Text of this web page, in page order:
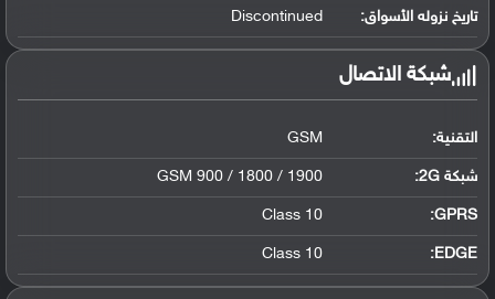
تاريخ نزوله الأسواق: Discontinued
شبكة الاتصال
التقنية: GSM
شبكة 2G: GSM 900 / 1800 / 1900
GPRS:
Class 10
EDGE:
Class 10